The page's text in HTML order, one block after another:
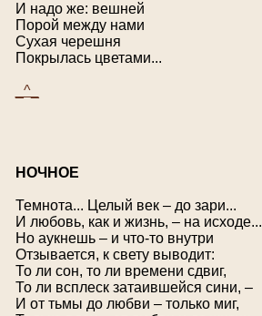
И надо же: вешней
Порой между нами
Сухая черешня
Покрылась цветами...
_^_
НОЧНОЕ
Темнота... Целый век – до зари...
И любовь, как и жизнь, – на исходе...
Но аукнешь – и что-то внутри
Отзывается, к свету выводит:
То ли сон, то ли времени сдвиг,
То ли всплеск затаившейся сини, –
И от тьмы до любви – только миг,